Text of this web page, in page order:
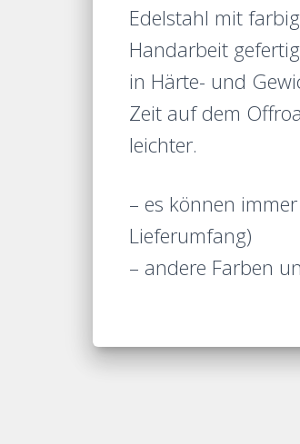
Edelstahl mit
Handarbeit
in Härte- und
Zeit auf dem
leichter.
– es können
Lieferumfang)
– andere Farben